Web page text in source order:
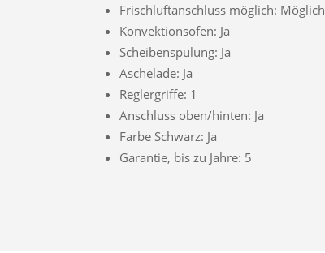
Frischluftanschluss möglich: Möglich
Konvektionsofen: Ja
Scheibenspülung: Ja
Aschelade: Ja
Reglergriffe: 1
Anschluss oben/hinten: Ja
Farbe Schwarz: Ja
Garantie, bis zu Jahre: 5